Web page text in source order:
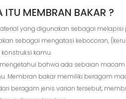
MEMBRAN BAKAR ?
yang digunakan sebagai
sebagai mengatasi kebocoran,
kamu.
bahwa ada sebaian
Membran bakar memiliki beragam
beragam jenis varian tersebut,